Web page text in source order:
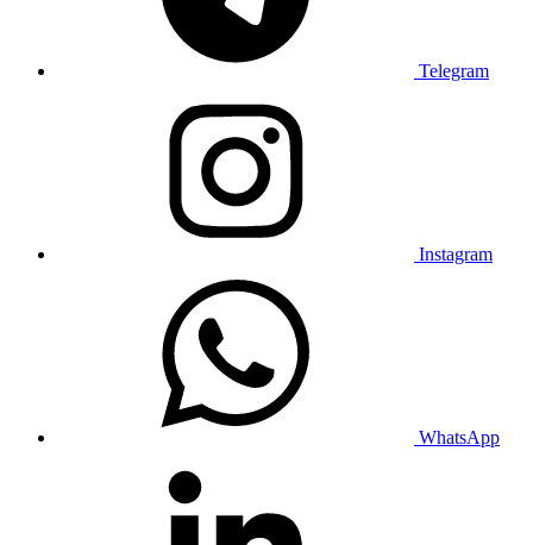
Telegram
Instagram
WhatsApp